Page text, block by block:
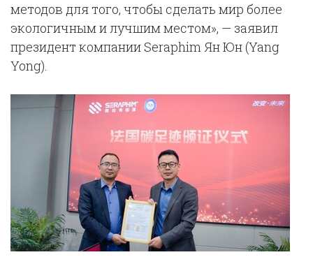
методов для того, чтобы сделать мир более
экологичным и лучшим местом», — заявил
президент компании Seraphim Ян Юн (Yang
Yong).